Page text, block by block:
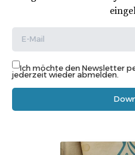
Ich möchte den Newsletter
jederzeit wieder abmelden.